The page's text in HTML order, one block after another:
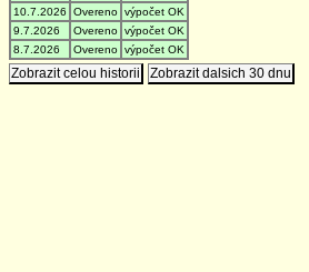
10.7.2026
Overeno výpočet OK
9.7.2026
Overeno výpočet OK
8.7.2026
Overeno výpočet OK
Zobrazit celou historii Zobrazit dalsich 30 dnu